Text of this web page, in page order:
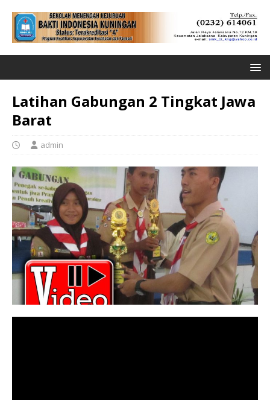
Latihan Gabungan 2 Tingkat Jawa
Barat
admin